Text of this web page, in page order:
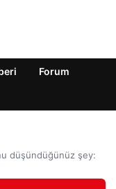
Forum
düşündüğünüz şey: